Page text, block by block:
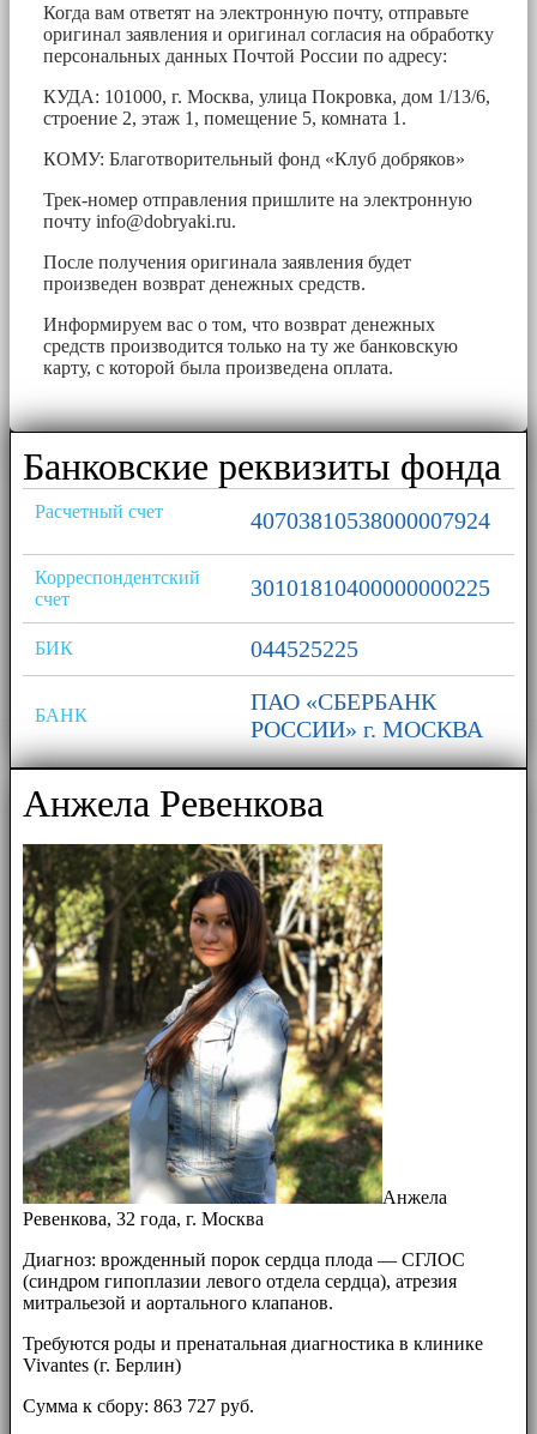
Когда вам ответят на электронную почту, отправьте
оригинал заявления и оригинал согласия на обработку
персональных данных Почтой России по адресу:
КУДА: 101000, г. Москва, улица Покровка, дом 1/13/6,
строение 2, этаж 1, помещение 5, комната 1.
КОМУ: Благотворительный фонд «Клуб добряков»
Трек-номер отправления пришлите на электронную
почту info@dobryaki.ru.
После получения оригинала заявления будет
произведен возврат денежных средств.
Информируем вас о том, что возврат денежных
средств производится только на ту же банковскую
карту, с которой была произведена оплата.
Банковские реквизиты фонда
Расчетный счет 40703810538000007924
Корреспондентский
счет
30101810400000000225
БИК 044525225
БАНК
ПАО «СБЕРБАНК
РОССИИ» г. МОСКВА
Анжела Ревенкова
Анжела
Ревенкова, 32 года, г. Москва
Диагноз: врожденный порок сердца плода — СГЛОС
(синдром гипоплазии левого отдела сердца), атрезия
митральезой и аортального клапанов.
Требуются роды и пренатальная диагностика в клинике
Vivantes (г. Берлин)
Сумма к сбору: 863 727 руб.